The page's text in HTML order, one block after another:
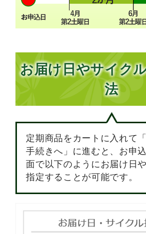
お届け日やサイク
法
定期商品をカートに入れて
手続きへ」に進むと、お申
面で以下のようにお届け日
指定することが可能です。